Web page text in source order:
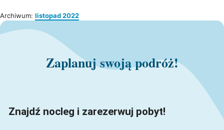
Archiwum: listopad 2022
Zaplanuj swoją podróż!
Znajdź nocleg i zarezerwuj pobyt!